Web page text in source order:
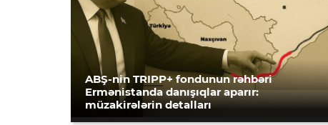
ABŞ-nin TRIPP+ fondunun rəhbəri
Ermənistanda danışıqlar aparır:
müzakirələrin detalları